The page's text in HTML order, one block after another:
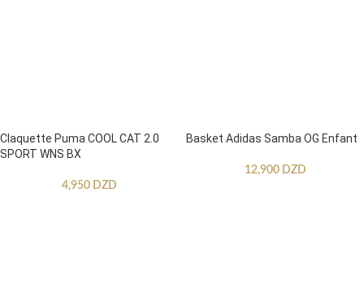
Claquette Puma COOL CAT 2.0
SPORT WNS BX
4,950 DZD
Basket Adidas Samba OG Enfant
12,900 DZD